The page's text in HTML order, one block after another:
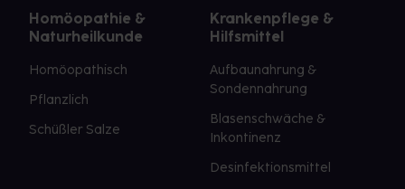
Homöopathie &
Naturheilkunde
Homöopathisch
Pflanzlich
Schüßler Salze
Krankenpflege &
Hilfsmittel
Aufbaunahrung &
Sondennahrung
Blasenschwäche &
Inkontinenz
Desinfektionsmittel